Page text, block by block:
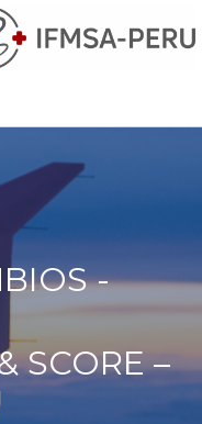
-
SCORE –